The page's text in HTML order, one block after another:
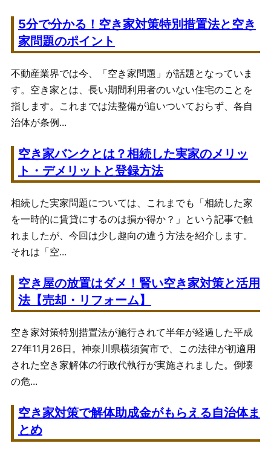
5分で分かる！空き家対策特別措置法と空き
家問題のポイント
不動産業界では今、「空き家問題」が話題となっていま
す。空き家とは、長い期間利用者のいない住宅のことを
指します。これまでは法整備が追いついておらず、各自
治体が条例...
空き家バンクとは？相続した実家のメリッ
ト・デメリットと登録方法
相続した実家問題については、これまでも「相続した家
を一時的に賃貸にするのは損か得か？」という記事で触
れましたが、今回は少し趣向の違う方法を紹介します。
それは「空...
空き屋の放置はダメ！賢い空き家対策と活用
法【売却・リフォーム】
空き家対策特別措置法が施行されて半年が経過した平成
27年11月26日。神奈川県横須賀市で、この法律が初適用
された空き家解体の行政代執行が実施されました。倒壊
の危...
空き家対策で解体助成金がもらえる自治体ま
とめ